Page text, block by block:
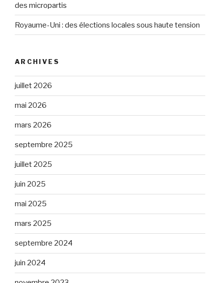
des micropartis
Royaume-Uni : des élections locales sous haute tension
ARCHIVES
juillet 2026
mai 2026
mars 2026
septembre 2025
juillet 2025
juin 2025
mai 2025
mars 2025
septembre 2024
juin 2024